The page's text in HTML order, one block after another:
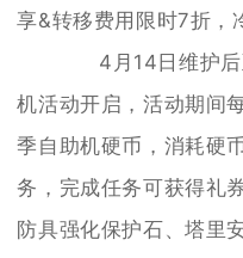
享&转移费用限时7折，
4月14日维护后
机活动开启，活动期间
季自助机硬币，消耗硬
务，完成任务可获得礼
防具强化保护石、塔里